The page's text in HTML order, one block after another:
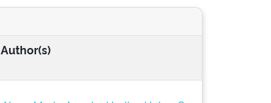
Author(s)